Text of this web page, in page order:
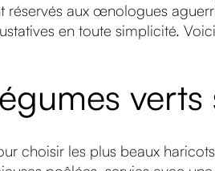
réservés aux œnologues
en toute simplicité.
verts
choisir les plus beaux